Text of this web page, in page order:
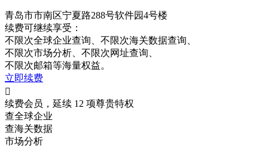
青岛市市南区宁夏路288号软件园4号楼
续费可继续享受：
不限次全球企业查询、 不限次海关数据查询、
不限次市场分析、 不限次网址查询、
不限次邮箱等海量权益。
立即续费

续费会员，延续 12 项尊贵特权
查全球企业
查海关数据
市场分析